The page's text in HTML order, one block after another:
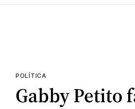
POLÍTICA
Gabby Petito